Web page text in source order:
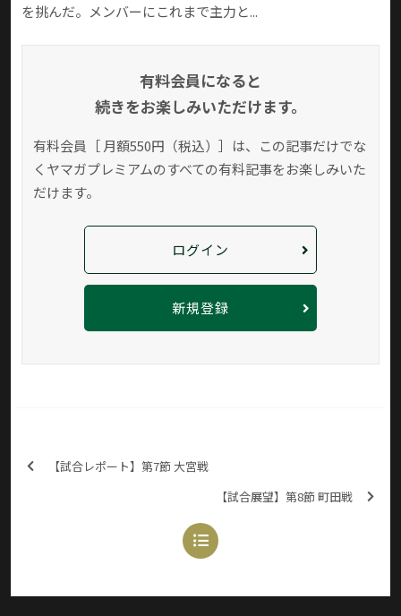
を挑んだ。メンバーにこれまで主力と...
有料会員になると
続きをお楽しみいただけます。
有料会員［ 月額550円（税込）］は、この記事だけでな
く ヤマガプレミアムのすべての有料記事をお楽しみいた
だけます。
ログイン
新規登録
【試合レポート】第7節 大宮戦
【試合展望】第8節 町田戦